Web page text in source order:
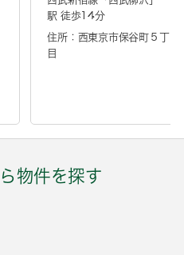
駅 徒歩14分
住所：西東京市保谷町５丁
目
物件を探す